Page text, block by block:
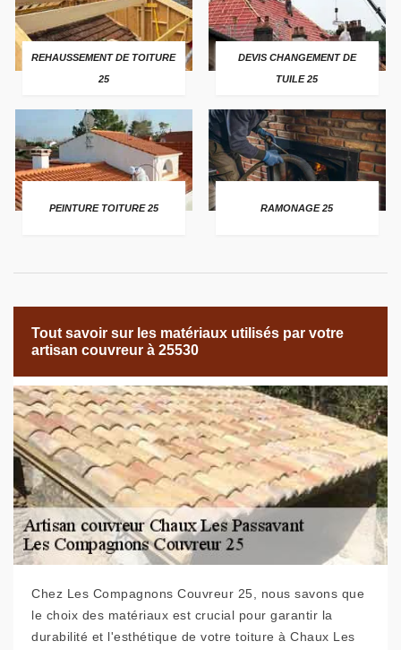
REHAUSSEMENT DE TOITURE
25
DEVIS CHANGEMENT DE
TUILE 25
PEINTURE TOITURE 25 RAMONAGE 25
Tout savoir sur les matériaux utilisés par votre
artisan couvreur à 25530
Chez Les Compagnons Couvreur 25, nous savons que
le choix des matériaux est crucial pour garantir la
durabilité et l'esthétique de votre toiture à Chaux Les